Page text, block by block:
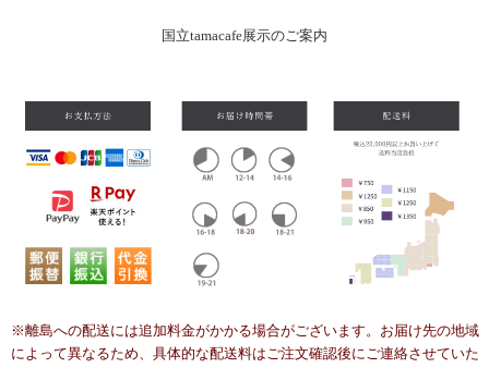
国立tamacafe展示のご案内
※離島への配送には追加料金がかかる場合がございます。お届け先の地域
によって異なるため、具体的な配送料はご注文確認後にご連絡させていた